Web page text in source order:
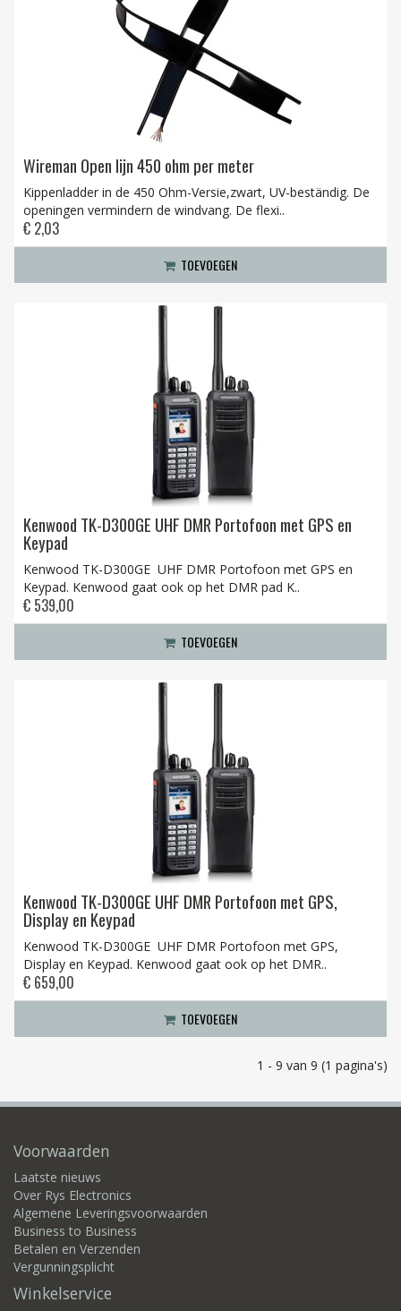
Wireman Open lijn 450 ohm per meter
Kippenladder in de 450 Ohm-Versie,zwart, UV-beständig. De
openingen vermindern de windvang. De flexi..
€ 2,03
TOEVOEGEN
Kenwood TK-D300GE UHF DMR Portofoon met GPS en
Keypad
Kenwood TK-D300GE UHF DMR Portofoon met GPS en
Keypad. Kenwood gaat ook op het DMR pad K..
€ 539,00
TOEVOEGEN
Kenwood TK-D300GE UHF DMR Portofoon met GPS,
Display en Keypad
Kenwood TK-D300GE UHF DMR Portofoon met GPS,
Display en Keypad. Kenwood gaat ook op het DMR..
€ 659,00
TOEVOEGEN
1 - 9 van 9 (1 pagina's)
Voorwaarden
Laatste nieuws
Over Rys Electronics
Algemene Leveringsvoorwaarden
Business to Business
Betalen en Verzenden
Vergunningsplicht
Winkelservice